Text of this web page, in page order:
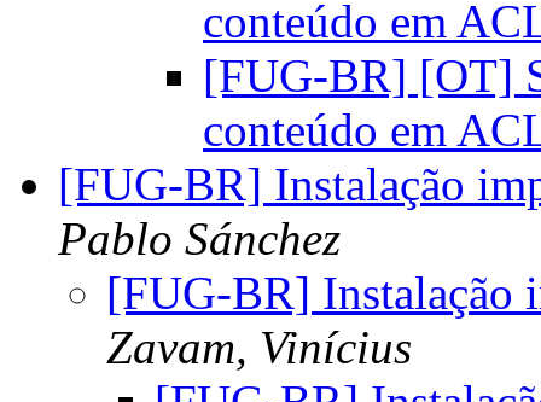
conteúdo em
[FUG-BR] [OT]
conteúdo em
[FUG-BR] Instalação
Pablo Sánchez
[FUG-BR] Instalação
Zavam, Vinícius